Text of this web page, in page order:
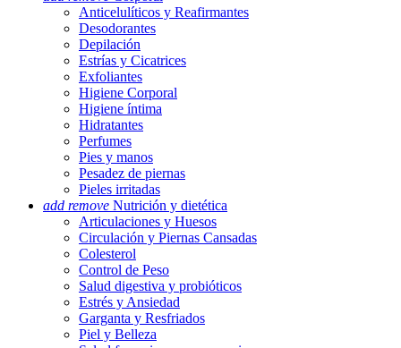
Anticelulíticos y Reafirmantes
Desodorantes
Depilación
Estrías y Cicatrices
Exfoliantes
Higiene Corporal
Higiene íntima
Hidratantes
Perfumes
Pies y manos
Pesadez de piernas
Pieles irritadas
add remove Nutrición y dietética
Articulaciones y Huesos
Circulación y Piernas Cansadas
Colesterol
Control de Peso
Salud digestiva y probióticos
Estrés y Ansiedad
Garganta y Resfriados
Piel y Belleza